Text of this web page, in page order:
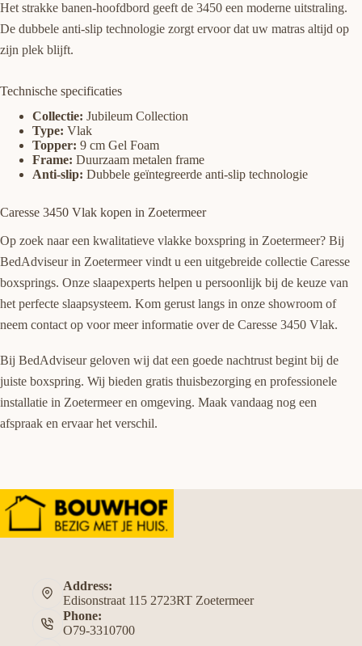
Het strakke banen-hoofdbord geeft de 3450 een moderne uitstraling.
De dubbele anti-slip technologie zorgt ervoor dat uw matras altijd op
zijn plek blijft.
Technische specificaties
Collectie: Jubileum Collection
Type: Vlak
Topper: 9 cm Gel Foam
Frame: Duurzaam metalen frame
Anti-slip: Dubbele geïntegreerde anti-slip technologie
Caresse 3450 Vlak kopen in Zoetermeer
Op zoek naar een kwalitatieve vlakke boxspring in Zoetermeer? Bij
BedAdviseur in Zoetermeer vindt u een uitgebreide collectie Caresse
boxsprings. Onze slaapexperts helpen u persoonlijk bij de keuze van
het perfecte slaapsysteem. Kom gerust langs in onze showroom of
neem contact op voor meer informatie over de Caresse 3450 Vlak.
Bij BedAdviseur geloven wij dat een goede nachtrust begint bij de
juiste boxspring. Wij bieden gratis thuisbezorging en professionele
installatie in Zoetermeer en omgeving. Maak vandaag nog een
afspraak en ervaar het verschil.
Address:
Edisonstraat 115 2723RT Zoetermeer
Phone:
O79-3310700